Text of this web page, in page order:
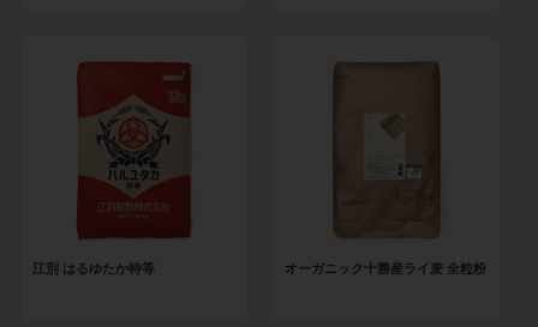
江別 はるゆたか特等 オーガニック十勝産ライ麦 全粒粉